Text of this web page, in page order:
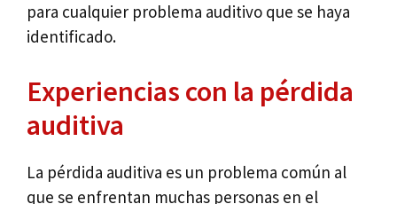
para cualquier problema auditivo que se haya
identificado.
Experiencias con la pérdida
auditiva
La pérdida auditiva es un problema común al
que se enfrentan muchas personas en el